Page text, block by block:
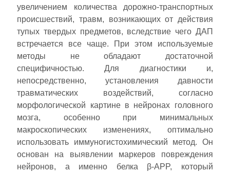
увеличением количества дорожно-транспортных
происшествий, травм, возникающих от действия
тупых твердых предметов, вследствие чего ДАП
встречается все чаще. При этом используемые
методы не обладают достаточной
специфичностью. Для диагностики и,
непосредственно, установления давности
травматических воздействий, согласно
морфологической картине в нейронах головного
мозга, особенно при минимальных
макроскопических изменениях, оптимально
использовать иммуногистохимический метод. Он
основан на выявлении маркеров повреждения
нейронов, а именно белка β-APP, который